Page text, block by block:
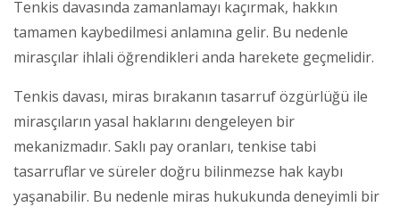
Tenkis davasında zamanlamayı kaçırmak, hakkın
tamamen kaybedilmesi anlamına gelir. Bu nedenle
mirasçılar ihlali öğrendikleri anda harekete geçmelidir.
Tenkis davası, miras bırakanın tasarruf özgürlüğü ile
mirasçıların yasal haklarını dengeleyen bir
mekanizmadır. Saklı pay oranları, tenkise tabi
tasarruflar ve süreler doğru bilinmezse hak kaybı
yaşanabilir. Bu nedenle miras hukukunda deneyimli bir